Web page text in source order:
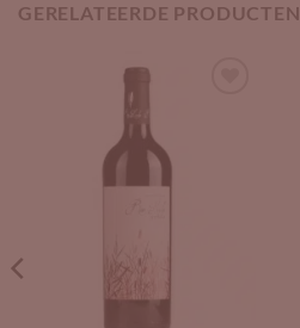
GERELATEERDE PRODUCTEN